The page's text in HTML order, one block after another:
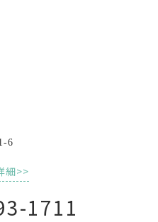
6
細>>
1711